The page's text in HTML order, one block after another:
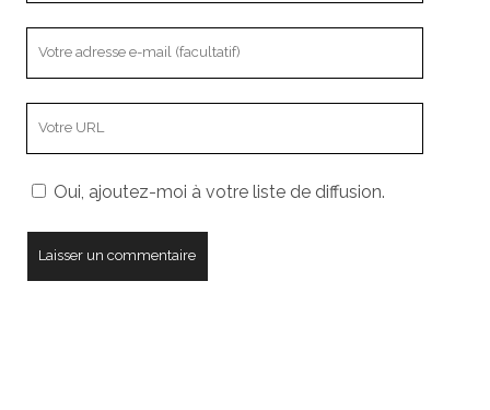
mail
votreOui, ajoutez-moi à votre liste de diffusion.